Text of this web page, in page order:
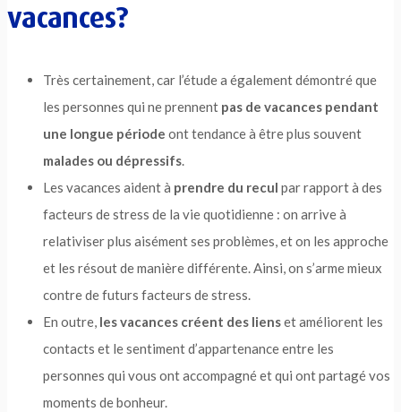
vacances?
Très certainement, car l’étude a également démontré que
les personnes qui ne prennent pas de vacances pendant
une longue période ont tendance à être plus souvent
malades ou dépressifs.
Les vacances aident à prendre du recul par rapport à des
facteurs de stress de la vie quotidienne : on arrive à
relativiser plus aisément ses problèmes, et on les approche
et les résout de manière différente. Ainsi, on s’arme mieux
contre de futurs facteurs de stress.
En outre, les vacances créent des lienset améliorent les
contacts et le sentiment d’appartenance entre les
personnes qui vous ont accompagné et qui ont partagé vos
moments de bonheur.